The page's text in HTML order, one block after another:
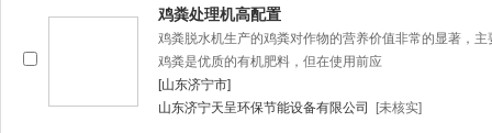
鸡粪处理机高配置
鸡粪脱水机生产的鸡粪对作物的营养价值非常的显著，
鸡粪是优质的有机肥料，但在使用前应
[山东济宁市]
山东济宁天呈环保节能设备有限公司
[未核实]